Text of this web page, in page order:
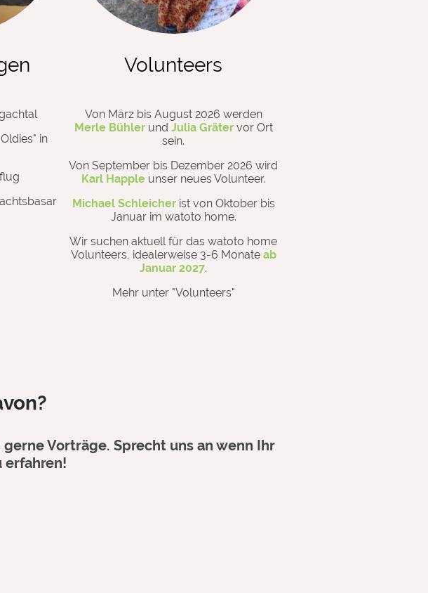
in
Volunteers
Von März bis August 2026 werden
Merle Bühler und Julia Gräter vor Ort
sein.
Von September bis Dezember 2026 wird
Karl Happleunser neues Volunteer.
Michael Schleicherist von Oktober bis
Januar im watoto home.
Wir suchen aktuell für das watoto home
Volunteers, idealerweise 3-6 Monate ab
Januar 2027.
Mehr unter "Volunteers"
Vorträge. Sprecht uns an wenn Ihr
erfahren!